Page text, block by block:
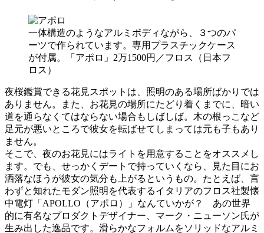
一体構造のようなアルミボディながら、３つのパ
ーツで作られています。専用プラスチックケース
が付属。「アポロ」2万1500円／フロス（日本フ
ロス）
夜桜鑑賞できる花見スポットは、照明のある場所ばかりでは
ありません。また、お花見の場所にたどり着くまでに、暗い
道を通らなくてはならない場合もしばしば。木の根っこなど
足元が悪いところで彼女を転ばせてしまっては元も子もあり
ません。
そこで、夜のお花見にはライトを用意することをオススメし
ます。でも、せっかくデートで持っていくなら、見た目にお
洒落なほうが彼女の気分も上がるというもの。たとえば、言
わずと知れたモダン照明を代表するイタリアのフロス社製懐
中電灯「APOLLO（アポロ）」なんていかが？ あの世界
的に有名なプロダクトデザイナー、マーク・ニューソン氏が
生み出した逸品です。滑らかなフォルムをソリッドなアルミ